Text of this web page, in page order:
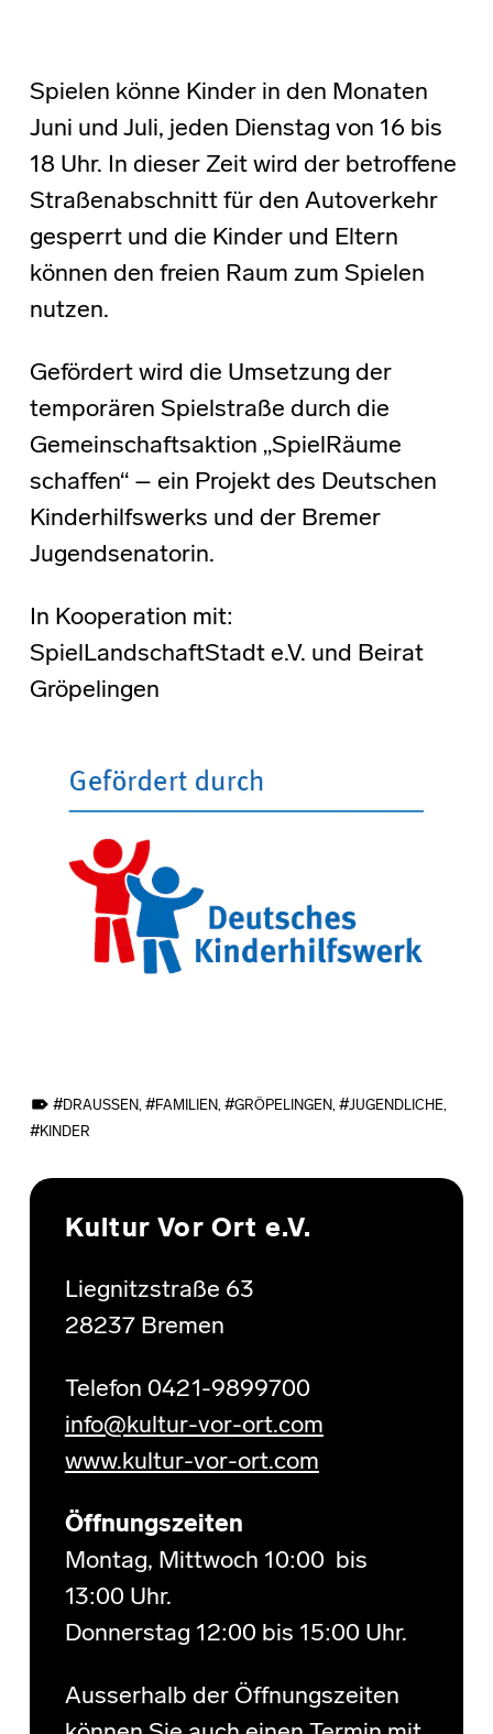
Spielen könne Kinder in den Monaten
Juni und Juli, jeden Dienstag von 16 bis
18 Uhr. In dieser Zeit wird der betroffene
Straßenabschnitt für den Autoverkehr
gesperrt und die Kinder und Eltern
können den freien Raum zum Spielen
nutzen.
Gefördert wird die Umsetzung der
temporären Spielstraße durch die
Gemeinschaftsaktion „SpielRäume
schaffen“ – ein Projekt des Deutschen
Kinderhilfswerks und der Bremer
Jugendsenatorin.
In Kooperation mit:
SpielLandschaftStadt e.V. und Beirat
Gröpelingen
DRAUSSEN
, FAMILIEN, GRÖPELINGEN, JUGENDLICHE,
KINDER
Skip back to main navigation
Kultur Vor Ort e.V.
Liegnitzstraße 63
28237 Bremen
Telefon 0421-9899700
info@kultur-vor-ort.com
www.kultur-vor-ort.com
Öffnungszeiten
Montag, Mittwoch 10:00 bis
13:00 Uhr.
Donnerstag 12:00 bis 15:00 Uhr.
Ausserhalb der Öffnungszeiten